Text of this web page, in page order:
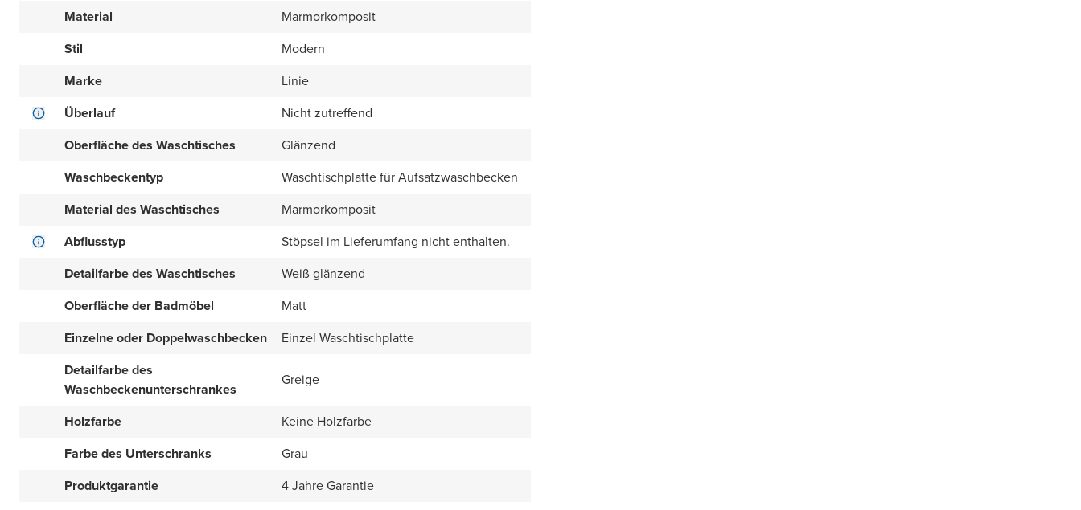
Material
Marmorkomposit
Stil
Modern
Marke
Linie
Überlauf
Nicht zutreffend
Oberfläche des Waschtisches
Glänzend
Waschbeckentyp
Waschtischplatte für Aufsatzwaschbecken
Material des Waschtisches
Marmorkomposit
Abflusstyp
Stöpsel im Lieferumfang nicht enthalten.
Detailfarbe des Waschtisches
Weiß glänzend
Oberfläche der Badmöbel
Matt
Einzelne oder Doppelwaschbecken
Einzel Waschtischplatte
Detailfarbe des
Waschbeckenunterschrankes
Greige
Holzfarbe
Keine Holzfarbe
Farbe des Unterschranks
Grau
Produktgarantie
4 Jahre Garantie